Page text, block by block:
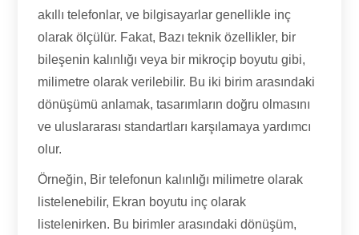
akıllı telefonlar, ve bilgisayarlar genellikle inç
olarak ölçülür. Fakat, Bazı teknik özellikler, bir
bileşenin kalınlığı veya bir mikroçip boyutu gibi,
milimetre olarak verilebilir. Bu iki birim arasındaki
dönüşümü anlamak, tasarımların doğru olmasını
ve uluslararası standartları karşılamaya yardımcı
olur.
Örneğin, Bir telefonun kalınlığı milimetre olarak
listelenebilir, Ekran boyutu inç olarak
listelenirken. Bu birimler arasındaki dönüşüm,